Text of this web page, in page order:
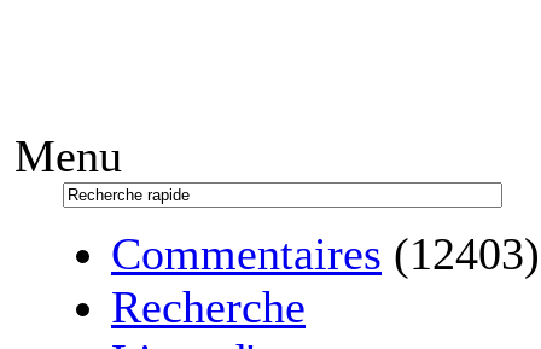
Menu
Commentaires (12403)
Recherche